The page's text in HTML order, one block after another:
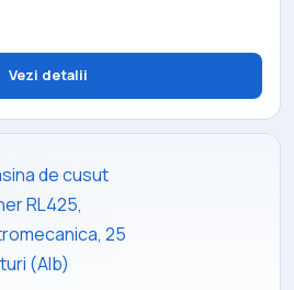
Vezi detalii